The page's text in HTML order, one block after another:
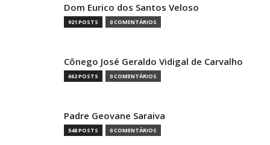
Dom Eurico dos Santos Veloso
921 POSTS 0 COMENTÁRIOS
Cônego José Geraldo Vidigal de Carvalho
662 POSTS 0 COMENTÁRIOS
Padre Geovane Saraiva
548 POSTS 0 COMENTÁRIOS